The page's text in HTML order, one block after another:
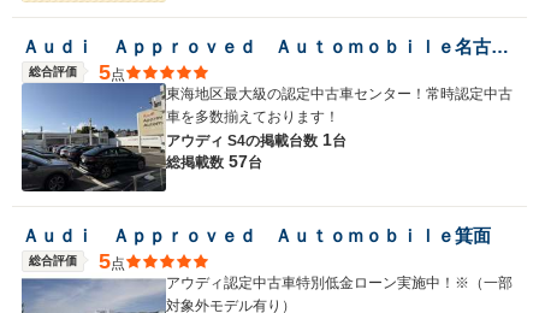
Ａｕｄｉ Ａｐｐｒｏｖｅｄ Ａｕｔｏｍｏｂｉｌｅ名古屋北
総合評価 5点
東海地区最大級の認定中古車センター！常時認定中古
車を多数揃えております！
アウディ S4の掲載台数 1台
総掲載数 57台
Ａｕｄｉ Ａｐｐｒｏｖｅｄ Ａｕｔｏｍｏｂｉｌｅ箕面
総合評価 5点
アウディ認定中古車特別低金ローン実施中！※（一部
対象外モデル有り）